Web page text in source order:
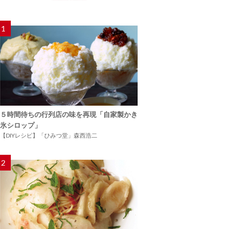
1
５時間待ちの行列店の味を再現「自家製かき
氷シロップ」
【DIYレシピ】「ひみつ堂」森西浩二
2